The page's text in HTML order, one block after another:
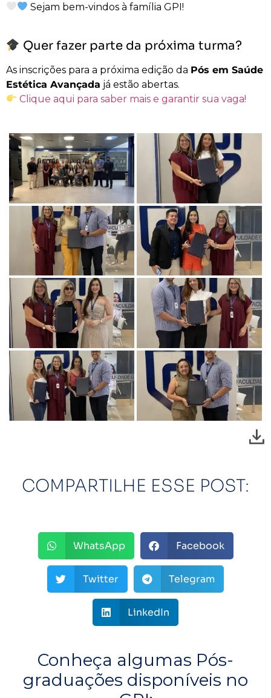
Sejam bem-vindos à família GPI!
Quer fazer parte da próxima turma?
As inscrições para a próxima edição da Pós em Saúde
Estética Avançada já estão abertas.
Clique aqui para saber mais e garantir sua vaga!
COMPARTILHE ESSE POST:
WhatsApp Facebook
Twitter Telegram
LinkedIn
Conheça algumas Pós-
graduações disponíveis no